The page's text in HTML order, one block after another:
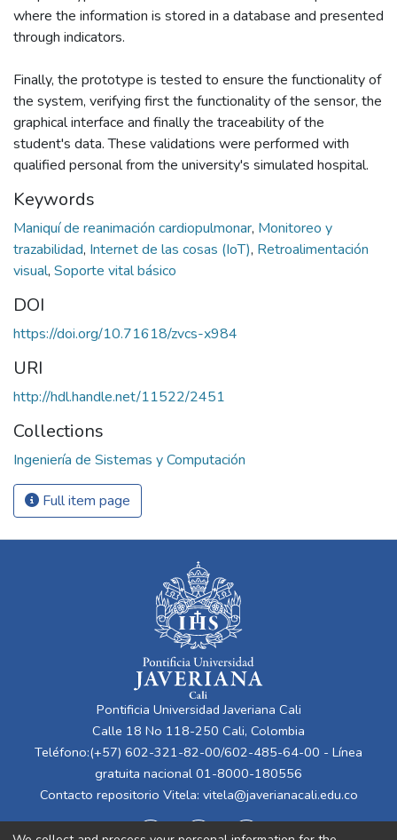
where the information is stored in a database and presented
through indicators.
Finally, the prototype is tested to ensure the functionality of
the system, verifying first the functionality of the sensor, the
graphical interface and finally the traceability of the
student's data. These validations were performed with
qualified personal from the university's simulated hospital.
Keywords
Maniquí de reanimación cardiopulmonar, Monitoreo y
trazabilidad, Internet de las cosas (IoT), Retroalimentación
visual, Soporte vital básico
DOI
https://doi.org/10.71618/zvcs-x984
URI
http://hdl.handle.net/11522/2451
Collections
Ingeniería de Sistemas y Computación
Full item page
Pontificia Universidad Javeriana Cali
Calle 18 No 118-250 Cali, Colombia
Teléfono:(+57) 602-321-82-00/602-485-64-00 - Línea
gratuita nacional 01-8000-180556
Contacto repositorio Vitela: vitela@javerianacali.edu.co